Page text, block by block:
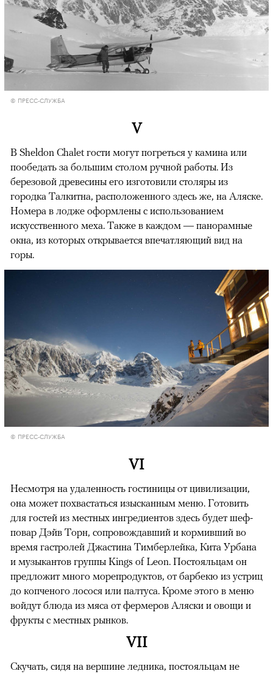
© ПРЕСС-СЛУЖБА
V
В Sheldon Chalet гости могут погреться у камина или
пообедать за большим столом ручной работы. Из
березовой древесины его изготовили столяры из
городка Талкитна, расположенного здесь же, на Аляске.
Номера в лодже оформлены с использованием
искусственного меха. Также в каждом — панорамные
окна, из которых открывается впечатляющий вид на
горы.
© ПРЕСС-СЛУЖБА
VI
Несмотря на удаленность гостиницы от цивилизации,
она может похвастаться изысканным меню. Готовить
для гостей из местных ингредиентов здесь будет шеф-
повар Дэйв Торн, сопровождавший и кормивший во
время гастролей Джастина Тимберлейка, Кита Урбана
и музыкантов группы Kings of Leon. Постояльцам он
предложит много морепродуктов, от барбекю из устриц
до копченого лосося или палтуса. Кроме этого в меню
войдут блюда из мяса от фермеров Аляски и овощи и
фрукты с местных рынков.
VII
Скучать, сидя на вершине ледника, постояльцам не